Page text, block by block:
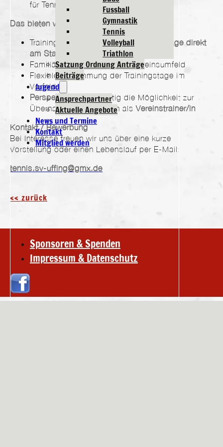
Fussball
Gymnastik
Tennis
Volleyball
Triathlon
Satzung Ordnung Anträge
Beiträge
Jugend
Ansprechpartner
Aktuelle Angebote
News und Termine
Kontakt
Mitglied werden
für Tennis
Das bieten wir
Training auf einer
attraktiven Tennisanlage direkt
am Staffelsee
Familiäres und engagiertes Vereinsumfeld
Flexible Abstimmung der Trainingstage im
Vorfeld
Perspektive:längerfristig die Möglichkeit zur
Übernahme der Position alsVereinstrainer/in
Kontakt / Bewerbung
Bei Interesse freuen wir uns über eine kurze
Vorstellung oder einen Lebenslauf per E-Mail:
tennis.sv-uffing@gmx.de
<< zurück
Sponsoren & Spenden
Impressum & Datenschutz